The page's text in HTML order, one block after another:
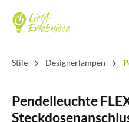
Stile Designerlampen
Pendelleuchte